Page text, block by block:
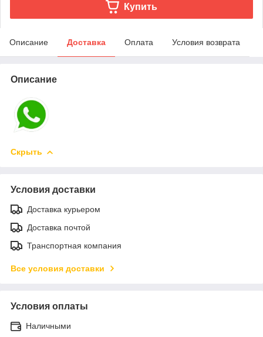
Купить
Описание Доставка Оплата Условия возврата
Описание
Скрыть
Условия доставки
Доставка курьером
Доставка почтой
Транспортная компания
Все условия доставки
Условия оплаты
Наличными